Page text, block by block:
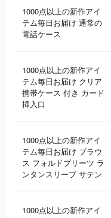
1000点以上の新作アイ
テム毎日お届け 通常の
電話ケース
1000点以上の新作アイ
テム毎日お届け クリア
携帯ケース 付き カード
挿入口
1000点以上の新作アイ
テム毎日お届け ブラウ
ス フォルドプリーツ ラ
ンタンスリーブ サテン
1000点以上の新作アイ